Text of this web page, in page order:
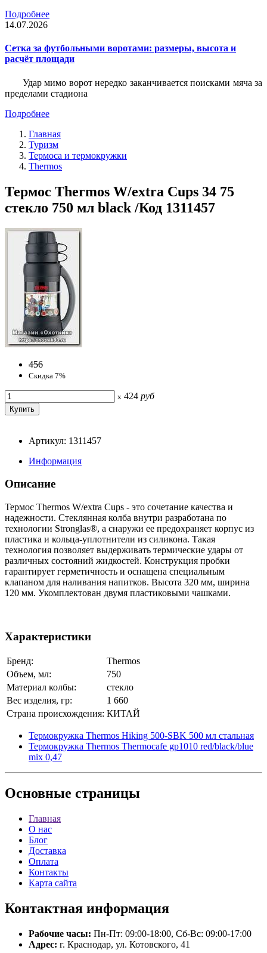
Подробнее
14.07.2026
Сетка за футбольными воротами: размеры, высота и
расчёт площади
Удар мимо ворот нередко заканчивается поисками мяча за
пределами стадиона
Подробнее
Главная
Туризм
Термоса и термокружки
Thermos
Термос Thermos W/extra Cups 34 75
стекло 750 мл black /Код 1311457
456
Скидка 7%
x 424 руб
Артикул: 1311457
Информация
Описание
Термос Thermos W/extra Cups - это сочетание качества и
надежности. Стеклянная колба внутри разработана по
технологии Stronglas®, а снаружи ее предохраняет корпус из
пластика и кольца-уплотнители из силикона. Такая
технология позволяет выдерживать термические удары от
различных состояний жидкостей. Конструкция пробки
гарантирует герметичность и оснащена специальным
клапаном для наливания напитков. Высота 320 мм, ширина
120 мм. Укомплектован двумя пластиковыми чашками.
Характеристики
Бренд:
Thermos
Объем, мл:
750
Материал колбы:
стекло
Вес изделия, гр:
1 660
Страна происхождения: КИТАЙ
Термокружка Thermos Hiking 500-SBK 500 мл стальная
Термокружка Thermos Thermocafe gp1010 red/black/blue
mix 0,47
Основные страницы
Главная
О нас
Блог
Доставка
Оплата
Контакты
Карта сайта
Контактная информация
Рабочие часы: Пн-Пт: 09:00-18:00, Сб-Вс: 09:00-17:00
Адрес: г. Краснодар, ул. Котовского, 41